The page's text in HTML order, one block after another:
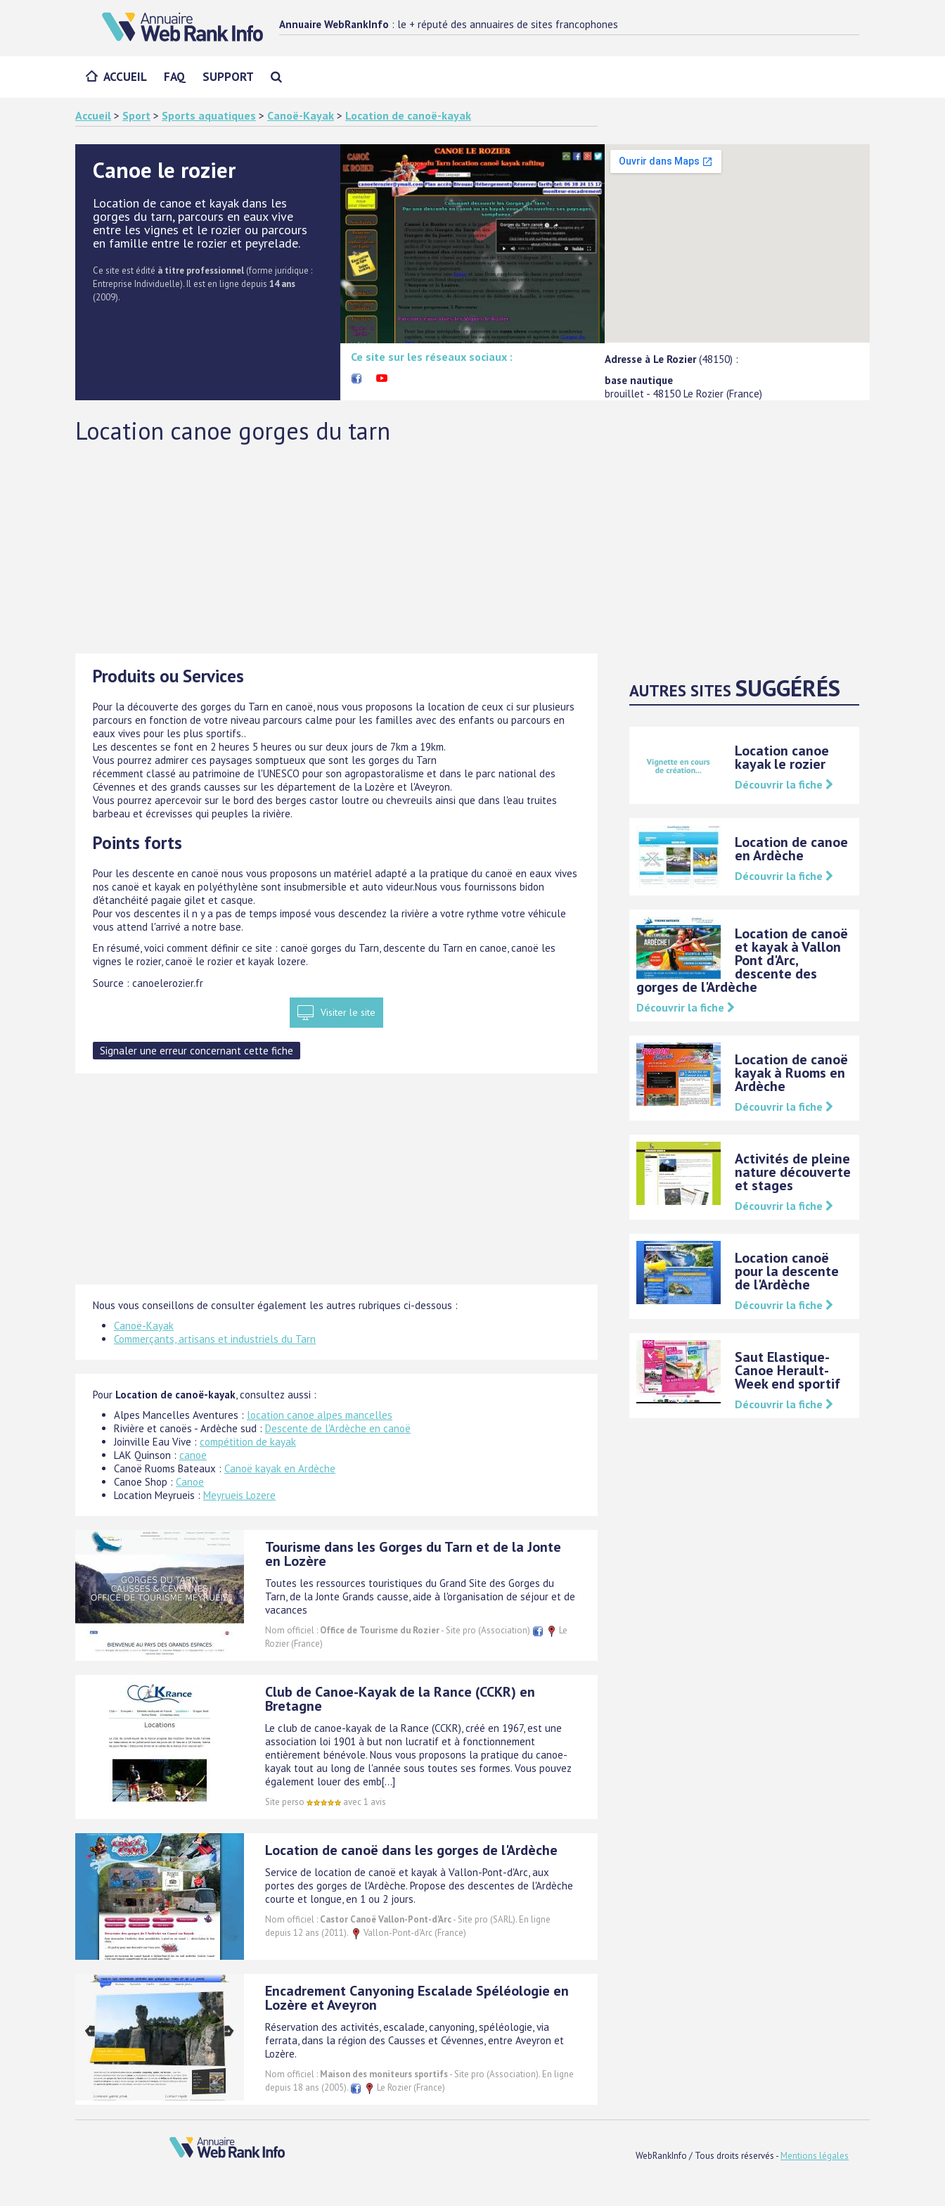
Annuaire WebRankInfo : le + réputé des annuaires de sites francophones
ACCUEIL FAQ SUPPORT
Accueil > Sport > Sports aquatiques > Canoë-Kayak > Location de canoë-kayak
Canoe le rozier
Location de canoe et kayak dans les
gorges du tarn, parcours en eaux vive
entre les vignes et le rozier ou parcours
en famille entre le rozier et peyrelade.
Ce site est édité à titre professionnel (forme juridique :
Entreprise Individuelle). Il est en ligne depuis 14 ans
(2009).
Ce site sur les réseaux sociaux : Adresse à Le Rozier(48150) :
base nautique
brouillet - 48150 Le Rozier (France)
Location canoe gorges du tarn
Produits ou Services
Pour la découverte des gorges du Tarn en canoë, nous vous proposons la location de ceux ci sur plusieurs
parcours en fonction de votre niveau parcours calme pour les familles avec des enfants ou parcours en
eaux vives pour les plus sportifs..
Les descentes se font en 2 heures 5 heures ou sur deux jours de 7km a 19km.
Vous pourrez admirer ces paysages somptueux que sont les gorges du Tarn
récemment classé au patrimoine de l'UNESCO pour son agropastoralisme et dans le parc national des
Cévennes et des grands causses sur les département de la Lozère et l'Aveyron.
Vous pourrez apercevoir sur le bord des berges castor loutre ou chevreuils ainsi que dans l'eau truites
barbeau et écrevisses qui peuples la rivière.
Points forts
Pour les descente en canoë nous vous proposons un matériel adapté a la pratique du canoë en eaux vives
nos canoë et kayak en polyéthylène sont insubmersible et auto videur.Nous vous fournissons bidon
d'étanchéité pagaie gilet et casque.
Pour vos descentes il n y a pas de temps imposé vous descendez la rivière a votre rythme votre véhicule
vous attend l'arrivé a notre base.
En résumé, voici comment définir ce site : canoë gorges du Tarn, descente du Tarn en canoe, canoë les
vignes le rozier, canoë le rozier et kayak lozere.
Source : canoelerozier.fr
Visiter le site
Nous vous conseillons de consulter également les autres rubriques ci-dessous :
Canoë-Kayak
Commerçants, artisans et industriels du Tarn
Pour Location de canoë-kayak , consultez aussi :
Alpes Mancelles Aventures : location canoe alpes mancelles
Rivière et canoës - Ardèche sud : Descente de l'Ardèche en canoë
Joinville Eau Vive : compétition de kayak
LAK Quinson : canoe
Canoë Ruoms Bateaux : Canoë kayak en Ardèche
Canoe Shop : Canoe
Location Meyrueis : Meyrueis Lozere
Tourisme dans les Gorges du Tarn et de la Jonte
en Lozère
Toutes les ressources touristiques du Grand Site des Gorges du
Tarn, de la Jonte Grands causse, aide à l'organisation de séjour et de
vacances
Nom officiel : Office de Tourisme du Rozier- Site pro (Association)
Le
Rozier (France)
Club de Canoe-Kayak de la Rance (CCKR) en
Bretagne
Le club de canoe-kayak de la Rance (CCKR), créé en 1967, est une
association loi 1901 à but non lucratif et à fonctionnement
entièrement bénévole. Nous vous proposons la pratique du canoe-
kayak tout au long de l'année sous toutes ses formes. Vous pouvez
également louer des emb[...]
Site perso avec 1 avis
Location de canoë dans les gorges de l'Ardèche
Service de location de canoë et kayak à Vallon-Pont-d'Arc, aux
portes des gorges de l'Ardèche. Propose des descentes de l'Ardèche
courte et longue, en 1 ou 2 jours.
Nom officiel : Castor Canoë Vallon-Pont-d'Arc- Site pro (SARL). En ligne
depuis 12 ans (2011).
Vallon-Pont-d'Arc (France)
Encadrement Canyoning Escalade Spéléologie en
Lozère et Aveyron
Réservation des activités, escalade, canyoning, spéléologie, via
ferrata, dans la région des Causses et Cévennes, entre Aveyron et
Lozère.
Nom officiel : Maison des moniteurs sportifs- Site pro (Association). En ligne
depuis 18 ans (2005).
Le Rozier (France)
AUTRES SITESSUGGÉRÉS
Location canoe
kayak le rozier
Découvrir la fiche
Location de canoe
en Ardèche
Découvrir la fiche
Location de canoë
et kayak à Vallon
Pont d'Arc,
descente des
gorges de l'Ardèche
Découvrir la fiche
Location de canoë
kayak à Ruoms en
Ardèche
Découvrir la fiche
Activités de pleine
nature découverte
et stages
Découvrir la fiche
Location canoë
pour la descente
de l'Ardèche
Découvrir la fiche
Saut Elastique-
Canoe Herault-
Week end sportif
Découvrir la fiche
WebRankInfo / Tous droits réservés - Mentions légales